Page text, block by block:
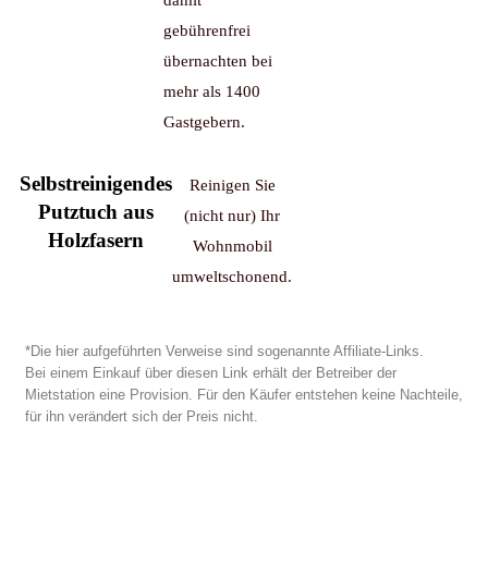
gebührenfrei
übernachten bei
mehr als 1400
Gastgebern.
Selbstreinigendes
Putztuch aus
Holzfasern
Reinigen Sie
(nicht nur) Ihr
Wohnmobil
umweltschonend.
*Die hier aufgeführten Verweise sind sogenannte Affiliate-Links.
Bei einem Einkauf über diesen Link erhält der Betreiber der
Mietstation eine Provision. Für den Käufer entstehen keine Nachteile,
für ihn verändert sich der Preis nicht.